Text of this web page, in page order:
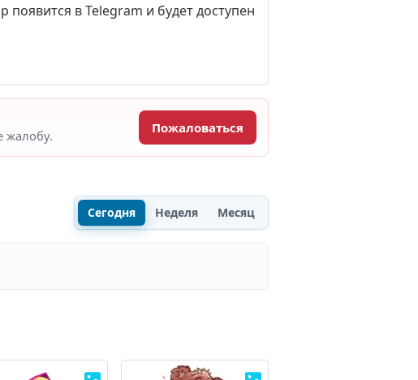
появится в Telegram и будет доступен
жалобу. Пожаловаться
Сегодня Неделя Месяц